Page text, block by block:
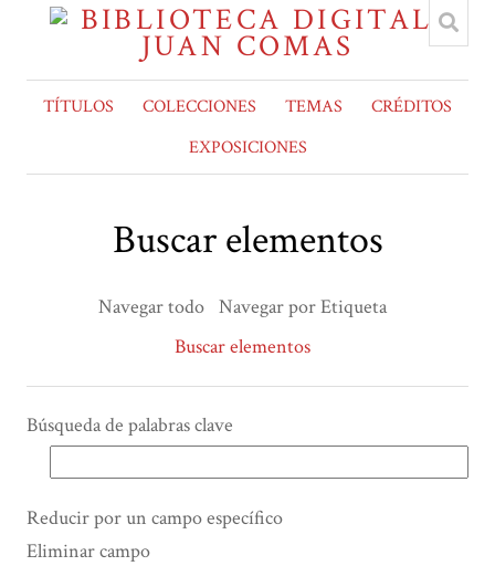
TÍTULOS COLECCIONES TEMAS
CRÉDITOS
EXPOSICIONES
Buscar elementos
Navegar todo Navegar por Etiqueta
Buscar elementos
Búsqueda de palabras clave
Number
Reducir por un campo específico
Search Property
Tipo de búsqueda
Términos de búsqueda
Ensamblador de Búsqueda
Eliminar campo